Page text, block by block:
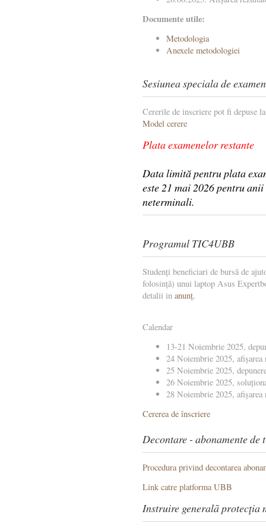
Documente utile:
Metodologia
Anexele metodologiei
Sesiunea speciala de
Cererile de inscriere pot fi depuse
Model cerere
Plata examenelor restante
Data limită pentru plata
este 21 mai 2026 pentru
neterminali.
Programul TIC4UBB
Studenți beneficiari de bursă de
folosință) unui laptop Asus
detalii in anunț.
Calendar
13-21 Noiembrie 2025,
24 Noiembrie 2025,
25 Noiembrie 2025,
26 Noiembrie 2025,
28 Noiembrie 2025,
Cererea de înscriere
Decontare - abonamente
Procedura privind decontarea
Link catre platforma UBB
Instruire generalã protecţia